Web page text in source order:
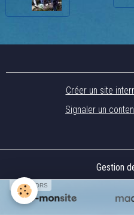
Créer un site
Signaler un
Gestion
SPONSORS